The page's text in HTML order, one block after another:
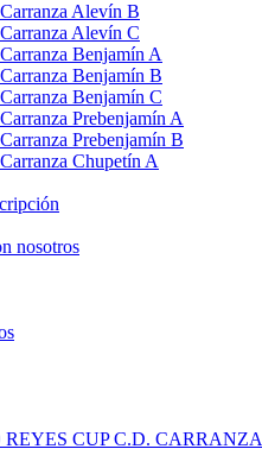
Alevín B
Alevín C
Benjamín A
Benjamín B
Benjamín C
Prebenjamín A
Prebenjamín B
Chupetín A
nosotros
REYES CUP C.D. CARRANZA